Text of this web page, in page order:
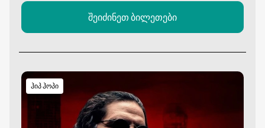
შეიძინეთ ბილეთები
ჰიპ ჰოპი